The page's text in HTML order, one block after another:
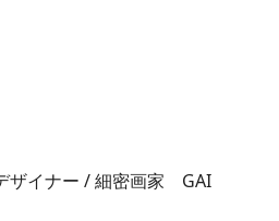
ザイナー / 細密画家　GAI